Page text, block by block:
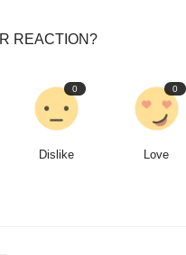
REACTION?
0
Dislike
0
Love